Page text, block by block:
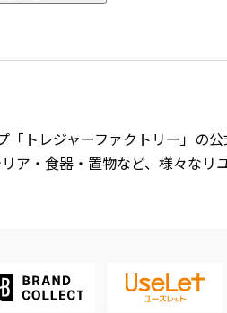
トレジャーファクトリー」の
ア・食器・置物など、様々なリ